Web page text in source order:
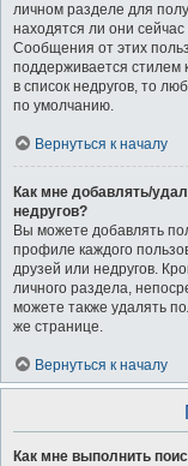
личном разделе для
находятся ли они
Сообщения от этих
поддерживается стилем
в список недругов, то
по умолчанию.
Вернуться к началу
Как мне добавлять/
недругов?
Вы можете добавлять
профиле каждого
друзей или недругов.
личного раздела,
можете также удалять
же странице.
Вернуться к началу
Как мне выполнить